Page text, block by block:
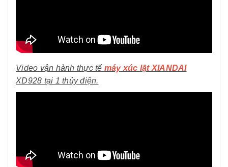
Video vận hành thực tế máy xúc lật XIANDAI
XD928 tại 1 thủy điện.